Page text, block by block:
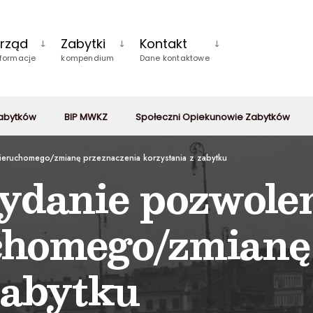
Zabytki
kompendium
Kontakt
Dane kontaktowe
BIP MWKZ Społeczni Opiekunowie Zabytków
zmianę przeznaczenia korzystania z zabytku